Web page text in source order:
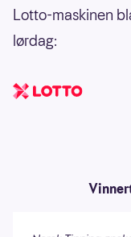
Lotto-maskinen
lørdag: